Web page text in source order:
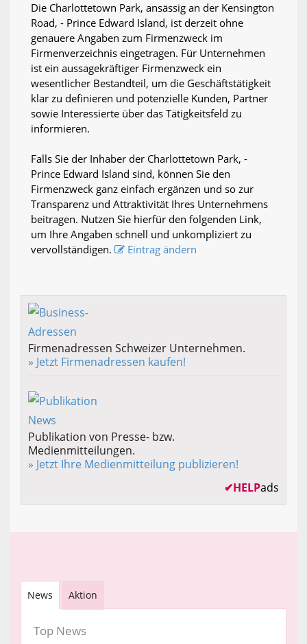
Die Charlottetown Park, ansässig an der Kensington
Road, - Prince Edward Island, ist derzeit ohne
genauere Angaben zum Firmenzweck im
Firmenverzeichnis eingetragen. Für Unternehmen
ist ein aussagekräftiger Firmenzweck ein
wesentlicher Bestandteil, um die Geschäftstätigkeit
klar zu definieren und potenzielle Kunden, Partner
sowie Interessierte über das Tätigkeitsfeld zu
informieren.
Falls Sie der Inhaber der Charlottetown Park, -
Prince Edward Island sind, können Sie den
Firmenzweck ganz einfach ergänzen und so zur
Transparenz und Attraktivität Ihres Unternehmens
beitragen. Nutzen Sie hierfür den folgenden Link,
um Ihre Angaben schnell und unkompliziert zu
vervollständigen.
Eintrag ändern
Firmenadressen Schweizer Unternehmen.
» Jetzt Firmenadressen kaufen!
Publikation von Presse- bzw.
Medienmitteilungen.
» Jetzt Ihre Medienmitteilung publizieren!
✔HELPads
News Aktion
Top News